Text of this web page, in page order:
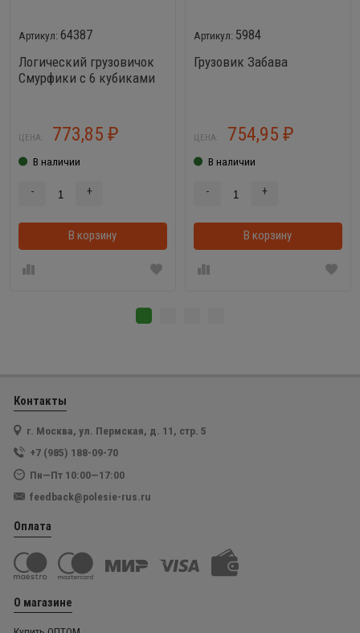
64387
Логический грузовичок
Смурфики с 6 кубиками
ЦЕНА: 773,85 ₽
В наличии
- +
В корзину В корзинке
5984
Грузовик Забава
ЦЕНА: 754,95 ₽
В наличии
- +
В корзину
Контакты
г. Москва, ул. Пермская, д. 11, стр. 5
+7 (985) 188-09-70
Пн—Пт 10:00—17:00
feedback@polesie-rus.ru
Оплата
О магазине